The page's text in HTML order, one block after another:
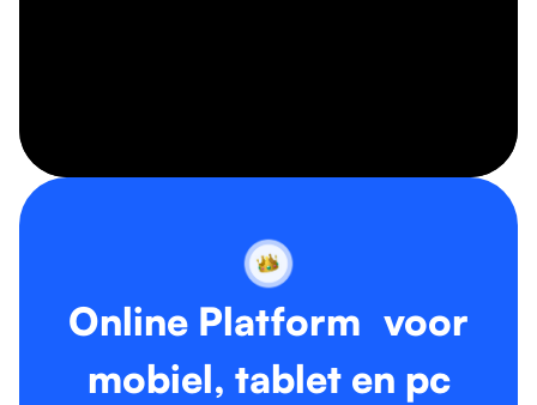
Online Platform voor
mobiel, tablet en pc